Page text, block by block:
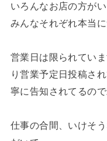
いろんなお店の方が
みんなそれぞれ本当
営業日は限られてい
り営業予定日投稿さ
寧に告知されてるの
仕事の合間、いけそ